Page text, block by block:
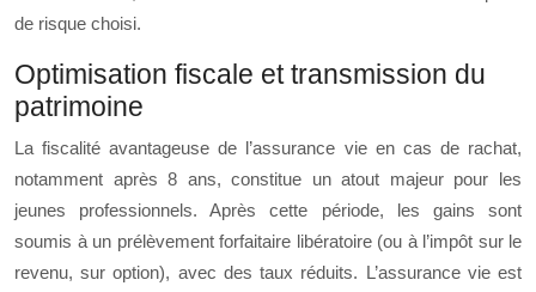
de risque choisi.
Optimisation fiscale et transmission du
patrimoine
La fiscalité avantageuse de l’assurance vie en cas de rachat,
notamment après 8 ans, constitue un atout majeur pour les
jeunes professionnels. Après cette période, les gains sont
soumis à un prélèvement forfaitaire libératoire (ou à l’impôt sur le
revenu, sur option), avec des taux réduits. L’assurance vie est